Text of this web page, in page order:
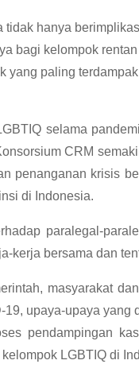
hanya
bagi kelompok
paling
selama
CRM
penanganan krisis
di Indonesia.
paralegal-
kerja bersama dan
masyarakat
upaya-upaya
pendampingan
LGBTIQ di